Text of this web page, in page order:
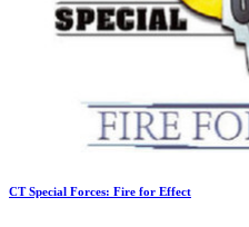
CT Special Forces: Fire for Effect